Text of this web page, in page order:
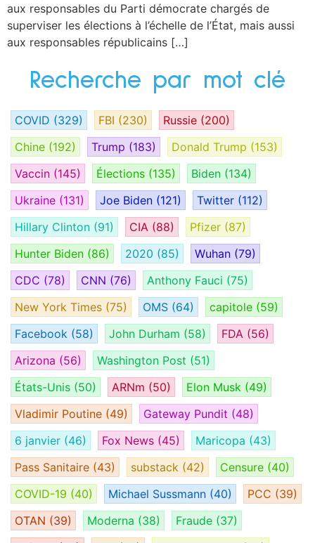
aux responsables du Parti démocrate chargés de
superviser les élections à l’échelle de l’État, mais aussi
aux responsables républicains […]
Recherche par mot clé
COVID (329) FBI (230) Russie (200)
Chine (192) Trump (183) Donald Trump (153)
Vaccin (145) Élections (135) Biden (134)
Ukraine (131) Joe Biden (121) Twitter (112)
Hillary Clinton (91) CIA (88) Pfizer (87)
Hunter Biden (86) 2020 (85) Wuhan (79)
CDC (78) CNN (76) Anthony Fauci (75)
New York Times (75) OMS (64) capitole (59)
Facebook (58) John Durham (58) FDA (56)
Arizona (56) Washington Post (51)
États-Unis (50) ARNm (50) Elon Musk (49)
Vladimir Poutine (49) Gateway Pundit (48)
6 janvier (46) Fox News (45) Maricopa (43)
Pass Sanitaire (43) substack (42) Censure (40)
COVID-19 (40) Michael Sussmann (40) PCC (39)
OTAN (39) Moderna (38) Fraude (37)